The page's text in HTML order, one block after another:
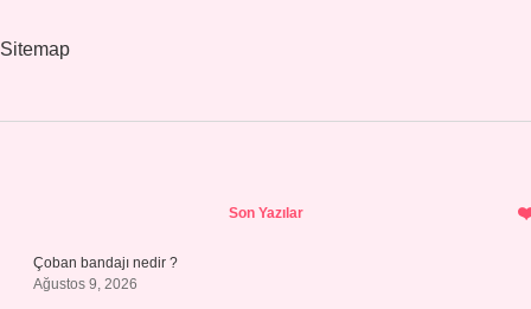
Sitemap
Son Yazılar
Çoban bandajı nedir ?
Ağustos 9, 2026